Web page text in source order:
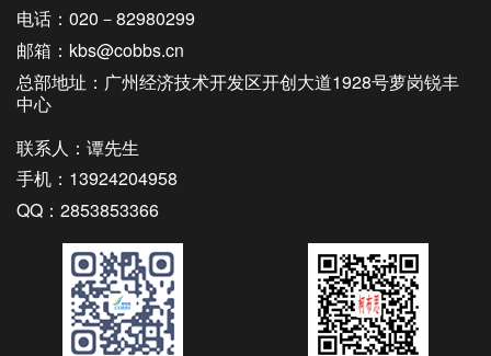
电话：020－82980299
邮箱：kbs@cobbs.cn
总部地址：广州经济技术开发区开创大道1928号萝岗锐丰
中心
联系人：谭先生
手机：13924204958
QQ：2853853366